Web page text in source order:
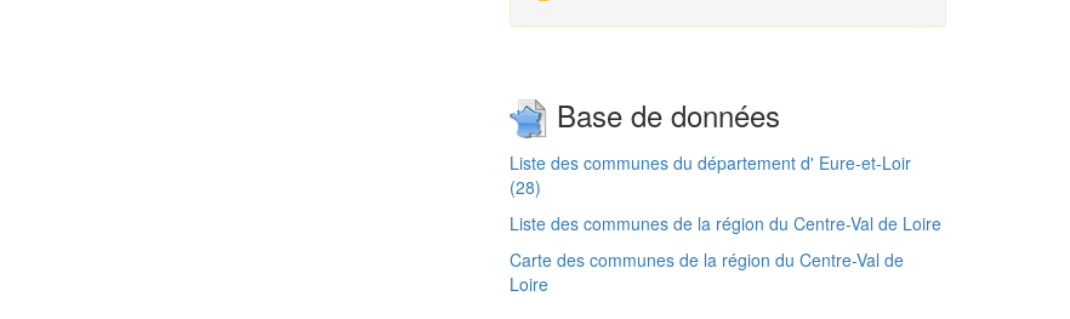
Base de données
Liste des communes du département d' Eure-et-Loir
(28)
Liste des communes de la région du Centre-Val de Loire
Carte des communes de la région du Centre-Val de
Loire